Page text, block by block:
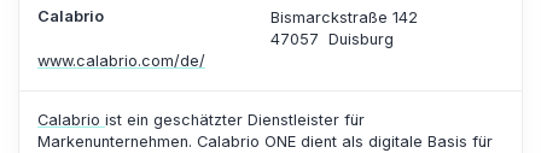
Calabrio
Bismarckstraße 142
47057 Duisburg
www.calabrio.com/de/
Calabrio ist ein geschätzter Dienstleister für
Markenunternehmen. Calabrio ONE dient als digitale Basis für